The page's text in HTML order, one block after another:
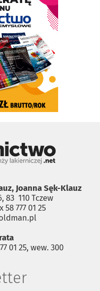
Joanna Sęk-Klauz
110 Tczew
58 777 01 25
01 25, wew. 300